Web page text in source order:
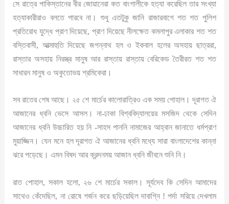
সে রাত্রে পাকিস্তানের বীর জোয়ানেরা কত বাংগালীকে হত্যা করেছিল তার সংখ্যা
হত্যাকারীরাও বলতে পারবে না। শুধু এতটুকু জানি রাজারবাগে শত শত পুলিশ
প্রতিরোধ যুদ্ধে প্রাণ দিয়েছে, প্রাণ দিয়েছে নীলক্ষেত কমলাপুর এলাকার শত শত
বস্তিবাসী, আত্মাহুতি দিয়েছে জগন্নাথ হল ও ইকবাল হলের অসহায় ছাত্ররা,
রাস্তার অসহায় নিরস্ত্র মানুষ আর রাস্তায় রাস্তায় বেরিকেড তৈরীরত শত শত
সাধারন মানুষ ও অকুতোভয় শ্রমিকেরা।
সব রাতের শেষ আছে। ২৫ শে মার্চের কালোরাত্রিও এক সময় পোহাল। দূরাগত ঐ
আজানের ধ্বনি ভেসে আসল। না-ঢাকা বিশ্ববিদ্যালয়ের মসজিদ থেকে সেদিন
আজানের ধ্বনি উচ্চারিত হয় নি -সাহস পাননি নামাজের আহ্বান জানাতে ধর্মপ্রাণ
মুয়াজ্জিন। যেন মনে হল দূরাগত ঐ আজানের ধ্বনি মধ্যে সারা বাংলাদেশের কান্না
ঝরে পড়েছে। এমন বিষদ আর ক্রন্দনময় আজান ধ্বনি জীবনে শুনি নি।
রাত পোহাল, সকাল হলো, ২৬ শে মার্চের সকাল। সূর্যদেব কি সেদিন আমাদের
সাথেও কেঁদেছিল, না রোষে গর্জন করে ছড়িয়েছিল দাবাগ্নি ! পর্দা সরিয়ে দেখলাম